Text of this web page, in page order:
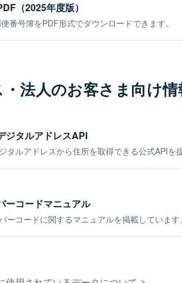
（2025年度版）
番号簿をPDF形式でダウンロードできます。
・法人のお客さま向け情
ジタルアドレスAPI
タルアドレスから住所を取得できる公式APIを提
ーコードマニュアル
ーコードに関するマニュアルを掲載しています。